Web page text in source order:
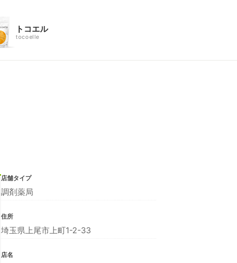
トコエル
tocoelle
店舗タイプ
調剤薬局
住所
埼玉県上尾市上町1-2-33
店名